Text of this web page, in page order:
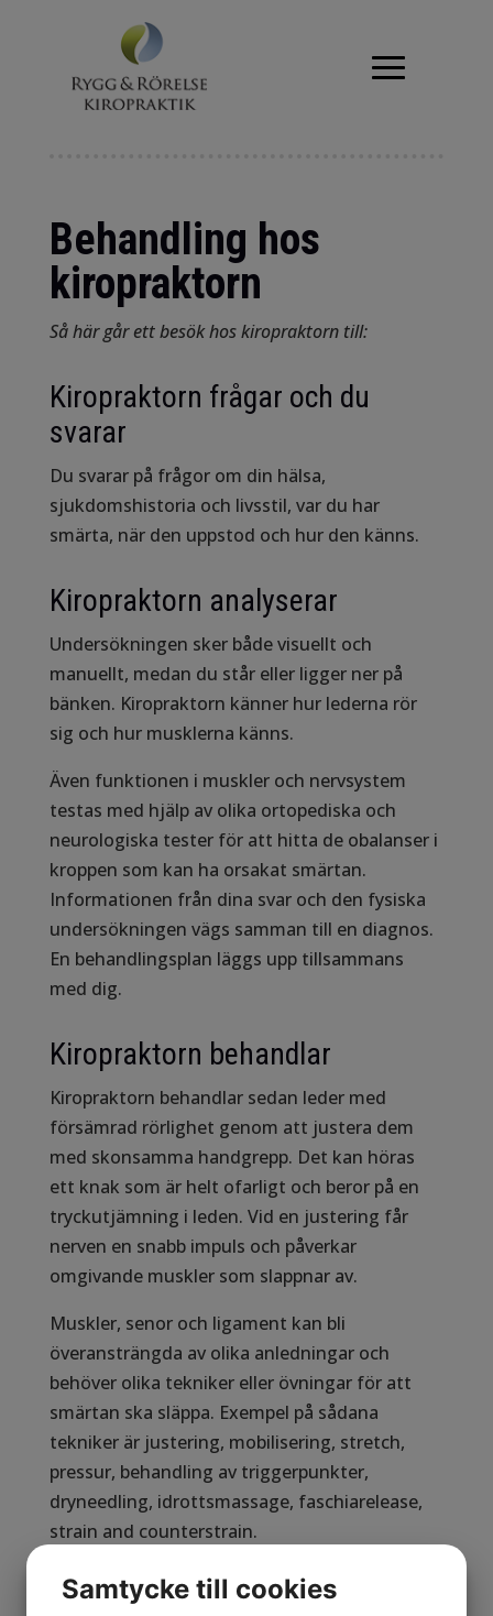
Behandling hos
kiropraktorn
Så här går ett besök hos kiropraktorn till:
Kiropraktorn frågar och du
svarar
Du svarar på frågor om din hälsa,
sjukdomshistoria och livsstil, var du har
smärta, när den uppstod och hur den känns.
Kiropraktorn analyserar
Undersökningen sker både visuellt och
manuellt, medan du står eller ligger ner på
bänken. Kiropraktorn känner hur lederna rör
sig och hur musklerna känns.
Även funktionen i muskler och nervsystem
testas med hjälp av olika ortopediska och
neurologiska tester för att hitta de obalanser i
kroppen som kan ha orsakat smärtan.
Informationen från dina svar och den fysiska
undersökningen vägs samman till en diagnos.
En behandlingsplan läggs upp tillsammans
med dig.
Kiropraktorn behandlar
Kiropraktorn behandlar sedan leder med
försämrad rörlighet genom att justera dem
med skonsamma handgrepp. Det kan höras
ett knak som är helt ofarligt och beror på en
tryckutjämning i leden. Vid en justering får
nerven en snabb impuls och påverkar
omgivande muskler som slappnar av.
Muskler, senor och ligament kan bli
överansträngda av olika anledningar och
behöver olika tekniker eller övningar för att
smärtan ska släppa. Exempel på sådana
tekniker är justering, mobilisering, stretch,
pressur, behandling av triggerpunkter,
dryneedling, idrottsmassage, faschiarelease,
strain and counterstrain.
Du tränar
Samtycke till cookies